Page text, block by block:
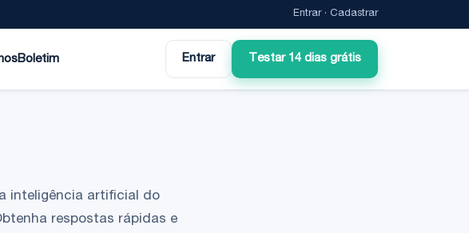
Entrar· Cadastrar
Boletim Entrar Testar 14 dias grátis
inteligência artificial do
respostas rápidas e